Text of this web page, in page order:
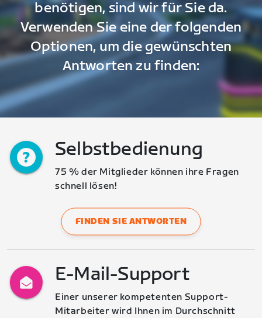
benötigen, sind wir für Sie da.
Verwenden Sie eine der folgenden
Optionen, um die gewünschten
Antworten zu finden:
Selbstbedienung
75 % der Mitglieder können ihre Fragen
schnell lösen!
FINDEN SIE ANTWORTEN
E-Mail-Support
Einer unserer kompetenten Support-
Mitarbeiter wird Ihnen im Durchschnitt